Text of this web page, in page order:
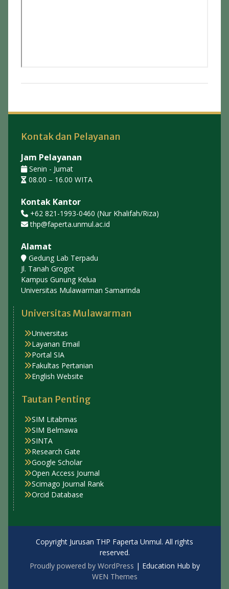
Kontak dan Pelayanan
Jam Pelayanan
Senin - Jumat
08.00 – 16.00 WITA
Kontak Kantor
+62 821-1993-0460 (Nur Khalifah/Riza)
thp@faperta.unmul.ac.id
Alamat
Gedung Lab Terpadu
Jl. Tanah Grogot
Kampus Gunung Kelua
Universitas Mulawarman Samarinda
Universitas Mulawarman
Universitas
Layanan Email
Portal SIA
Fakultas Pertanian
English Website
Tautan Penting
SIM Litabmas
SIM Belmawa
SINTA
Research Gate
Google Scholar
Open Access Journal
Scimago Journal Rank
Orcid Database
Copyright Jurusan THP Faperta Unmul. All rights
reserved.
Proudly powered by WordPress | Education Hub by
WEN Themes